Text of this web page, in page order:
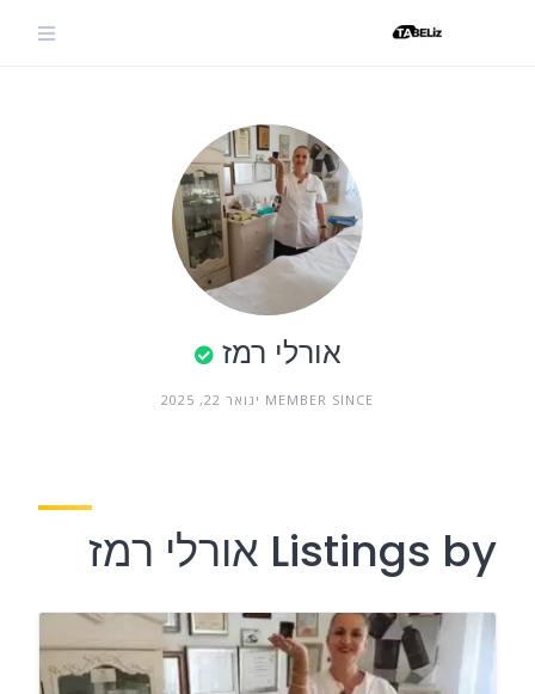
אורלי רמז
MEMBER SINCE ינואר 22, 2025
Listings by אורלי רמז